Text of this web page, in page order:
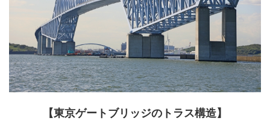
【東京ゲートブリッジのトラス構造】